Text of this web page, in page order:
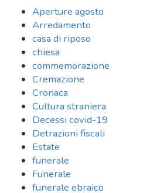
Aperture agosto
Arredamento
casa di riposo
chiesa
commemorazione
Cremazione
Cronaca
Cultura straniera
Decessi covid-19
Detrazioni fiscali
Estate
funerale
Funerale
funerale ebraico